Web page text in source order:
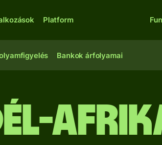
Platform
Bankok árfolyamai